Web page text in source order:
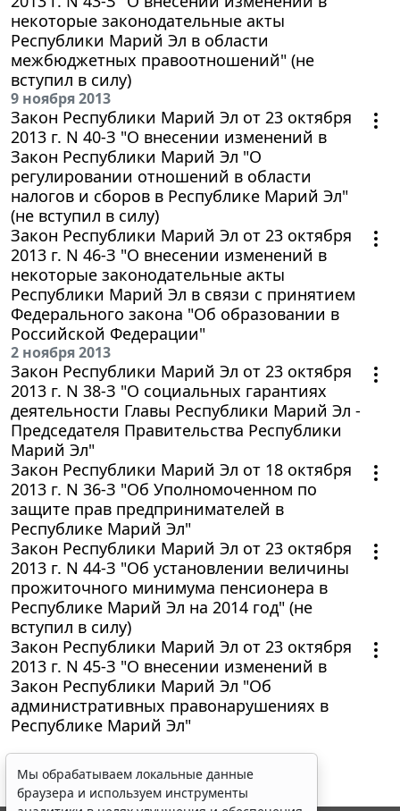
некоторые законодательные акты
Республики Марий Эл в области
межбюджетных правоотношений" (не
вступил в силу)
9 ноября 2013
Закон Республики Марий Эл от 23 октября
2013 г. N 40-З "О внесении изменений в
Закон Республики Марий Эл "О
регулировании отношений в области
налогов и сборов в Республике Марий Эл"
(не вступил в силу)
Закон Республики Марий Эл от 23 октября
2013 г. N 46-З "О внесении изменений в
некоторые законодательные акты
Республики Марий Эл в связи с принятием
Федерального закона "Об образовании в
Российской Федерации"
2 ноября 2013
Закон Республики Марий Эл от 23 октября
2013 г. N 38-З "О социальных гарантиях
деятельности Главы Республики Марий Эл -
Председателя Правительства Республики
Марий Эл"
Закон Республики Марий Эл от 18 октября
2013 г. N 36-З "Об Уполномоченном по
защите прав предпринимателей в
Республике Марий Эл"
Закон Республики Марий Эл от 23 октября
2013 г. N 44-З "Об установлении величины
прожиточного минимума пенсионера в
Республике Марий Эл на 2014 год" (не
вступил в силу)
Закон Республики Марий Эл от 23 октября
2013 г. N 45-З "О внесении изменений в
Закон Республики Марий Эл "Об
административных правонарушениях в
Республике Марий Эл"
Мы обрабатываем локальные данные
браузера и используем инструменты